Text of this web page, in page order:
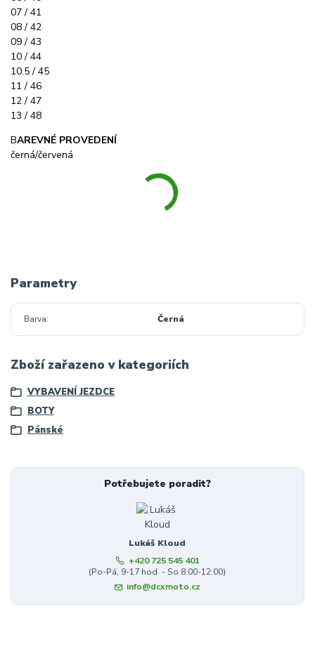
07 / 41
08 / 42
09 / 43
10 / 44
10.5 / 45
11 / 46
12 / 47
13 / 48
BAREVNÉ PROVEDENÍ
černá/červená
Parametry
Barva Černá
Zboží zařazeno v kategoriích
VYBAVENÍ JEZDCE
BOTY
Pánské
Potřebujete poradit?
Lukáš Kloud
+420 725 545 401
(Po-Pá, 9-17 hod. - So 8:00-12:00)
info@dcxmoto.cz